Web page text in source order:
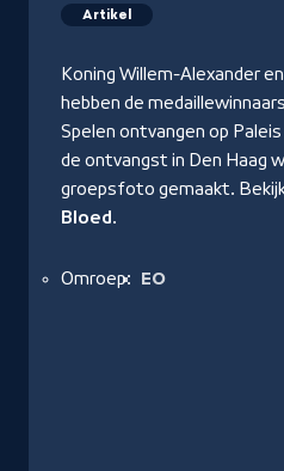
Artikel
Koning Willem-Alexander
hebben de
Spelen ontvangen op
de ontvangst in Den Haag
groepsfoto gemaakt.
Bloed.
Omroep: EO